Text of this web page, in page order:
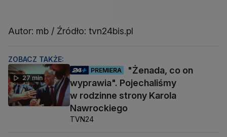
Autor: mb / Źródło: tvn24bis.pl
ZOBACZ TAKŻE:
27 min
PREMIERA
"Żenada, co on
wyprawia". Pojechaliśmy
w rodzinne strony Karola
Nawrockiego
TVN24